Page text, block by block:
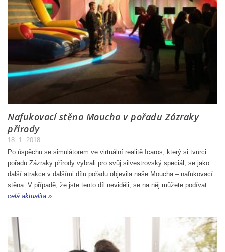
Nafukovací stěna Moucha v pořadu Zázraky
přírody
18. 1. 2018
Po úspěchu se simulátorem ve virtuální realitě Icaros, který si tvůrci
pořadu Zázraky přírody vybrali pro svůj silvestrovský speciál, se jako
další atrakce v dalšími dílu pořadu objevila naše Moucha – nafukovací
stěna. V případě, že jste tento díl neviděli, se na něj můžete podívat …
celá aktualita »